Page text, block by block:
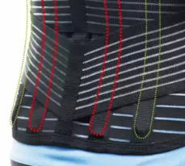
美容／個人清潔
食品／健康食補
寵物
名人嚴選
優惠券領取
優惠券查詢
登入